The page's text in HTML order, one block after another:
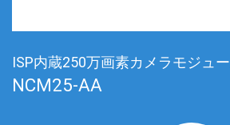
ISP内蔵250万画素カメラモジュ
NCM25-AA